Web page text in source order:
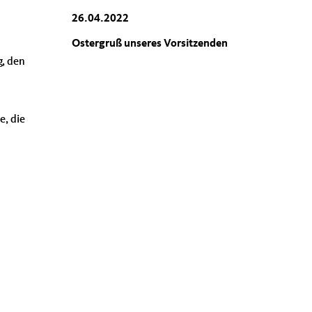
den
die
26.04.2022
Ostergruß unseres Vorsitzenden